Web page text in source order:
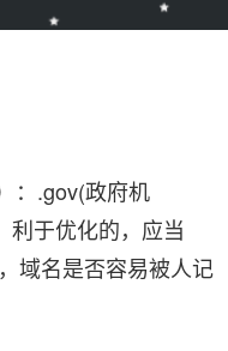
：.gov(政府机
利于优化的，应当
域名是否容易被人记